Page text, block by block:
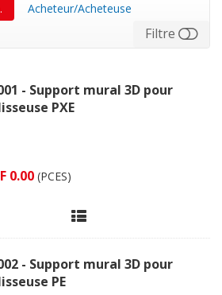
Acheteur/Acheteuse
Filtre
- Support mural 3D pour
PXE
0.00 (PCES)
- Support mural 3D pour
PE